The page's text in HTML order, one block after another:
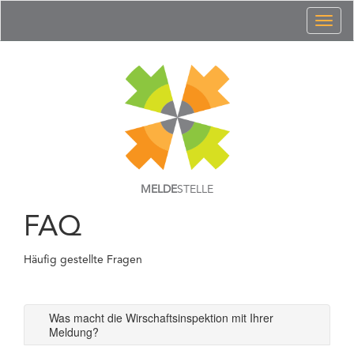
MELDESTELLE
FAQ
Häufig gestellte Fragen
Was macht die Wirschaftsinspektion mit Ihrer
Meldung?